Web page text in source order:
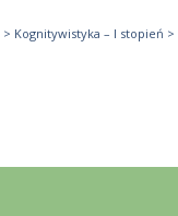
> Kognitywistyka – I stopień >